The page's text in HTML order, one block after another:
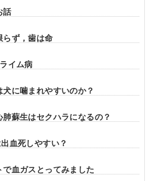
話
ず，歯は命
イム病
に噛まれやすいのか？
蘇生はセクハラになるの？
血死しやすい？
血ガスとってみました